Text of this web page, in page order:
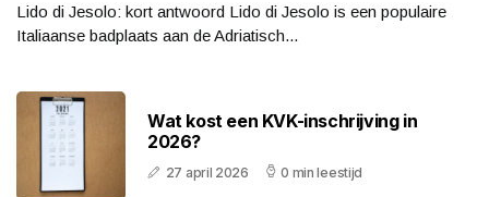
Lido di Jesolo: kort antwoord Lido di Jesolo is een populaire
Italiaanse badplaats aan de Adriatisch...
Wat kost een KVK-inschrijving in
2026?
27 april 2026 0 min leestijd